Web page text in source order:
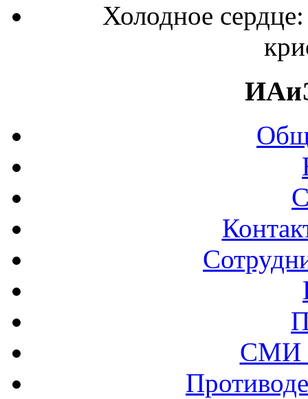
Холодное
СМИ